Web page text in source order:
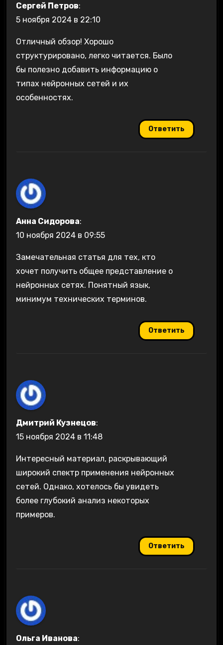
Сергей Петров:
5 ноября 2024 в 22:10
Отличный обзор! Хорошо
структурировано, легко читается. Было
бы полезно добавить информацию о
типах нейронных сетей и их
особенностях.
Ответить
Анна Сидорова:
10 ноября 2024 в 09:55
Замечательная статья для тех, кто
хочет получить общее представление о
нейронных сетях. Понятный язык,
минимум технических терминов.
Ответить
Дмитрий Кузнецов:
15 ноября 2024 в 11:48
Интересный материал, раскрывающий
широкий спектр применения нейронных
сетей. Однако, хотелось бы увидеть
более глубокий анализ некоторых
примеров.
Ответить
Ольга Иванова: